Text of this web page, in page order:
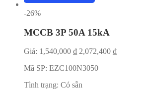
-26%
MCCB 3P 50A 15kA
Giá: 1,540,000 ₫ 2,072,400 ₫
Mã SP: EZC100N3050
Tình trạng: Có sẵn